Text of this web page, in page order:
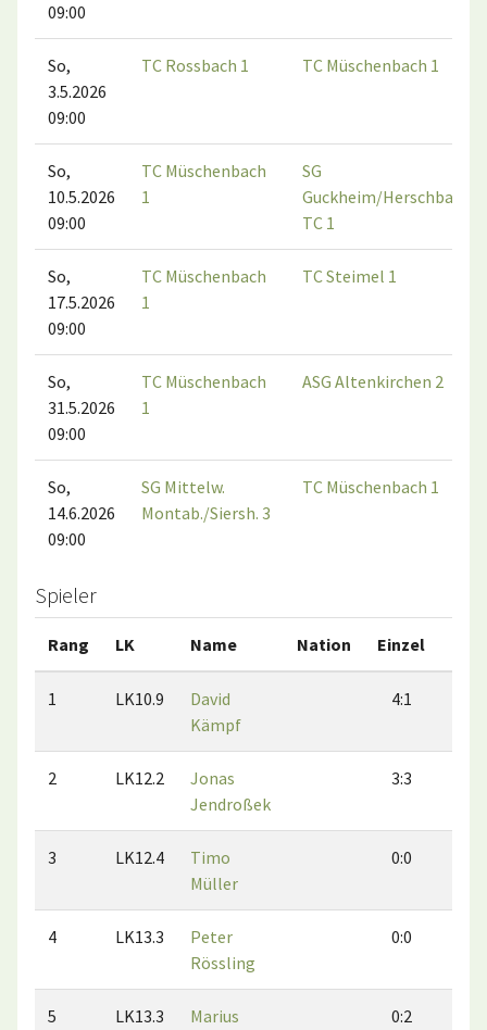
09:00
So,
3.5.2026
09:00
TC Rossbach 1 TC Müschenbach 1
So,
10.5.2026
09:00
TC Müschenbach
1
SG
Guckheim/Herschbacher
TC 1
So,
17.5.2026
09:00
TC Müschenbach
1
TC Steimel 1
So,
31.5.2026
09:00
TC Müschenbach
1
ASG Altenkirchen 2
So,
14.6.2026
09:00
SG Mittelw.
Montab./Siersh. 3
TC Müschenbach 1
Spieler
Rang LK Name Nation Einzel
1 LK10.9
David
Kämpf
4:1
2 LK12.2
Jonas
Jendroßek
3:3
3 LK12.4
Timo
Müller
0:0
4 LK13.3
Peter
Rössling
0:0
5 LK13.3
Marius
0:2